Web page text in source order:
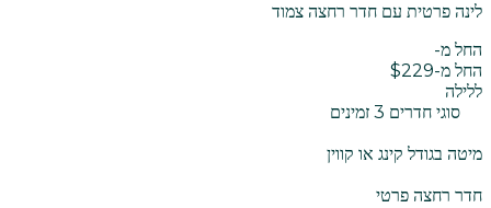
לינה פרטית עם חדר רחצה צמוד
החל מ-
החל מ-$229
ללילה
סוגי חדרים 3 זמינים
מיטה בגודל קינג או קווין
חדר רחצה פרטי